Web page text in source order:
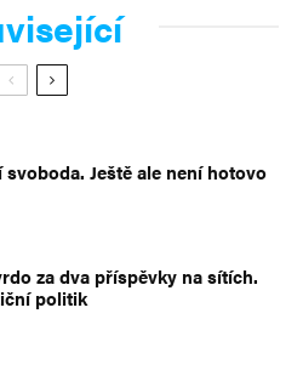
svoboda. Ještě ale není hotovo
za dva příspěvky na sítích.
politik